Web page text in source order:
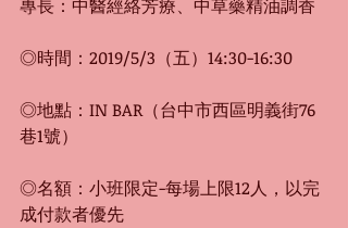
專長：中醫經絡芳療、中草藥精油調香
◎時間：2019/5/3（五）14:30-16:30
◎地點：IN BAR（台中市西區明義街76
巷1號）
◎名額：小班限定-每場上限12人，以完
成付款者優先